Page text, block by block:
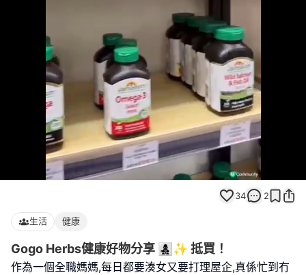
Loaded
74.07%
34 2
生活 健康
Gogo Herbs健康好物分享 👩‍👧‍👦✨ 抵買！
作為一個全職媽媽,每日都要湊女又要打理屋企,真係忙到冇